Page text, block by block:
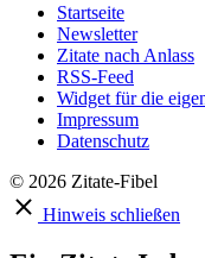
Startseite
Newsletter
Zitate nach Anlass
RSS-Feed
Widget für die
Impressum
Datenschutz
© 2026 Zitate-Fibel
Hinweis schließen